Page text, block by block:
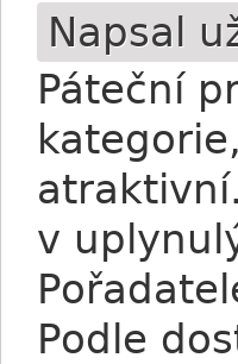
Napsal
Páteční
v
Podle